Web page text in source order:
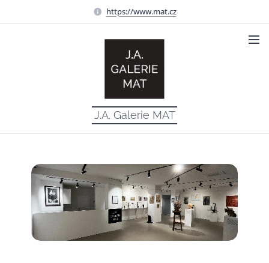
https://www.mat.cz
J.A. Galerie MAT